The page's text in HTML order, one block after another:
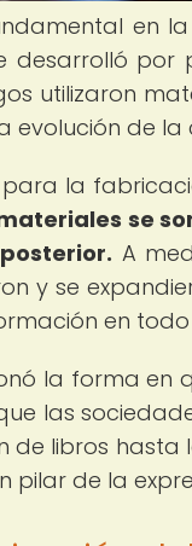
en
desarrolló por
utilizaron
evolución de la
para la
se
A
y se
en
la forma en
las
de libros
pilar de la